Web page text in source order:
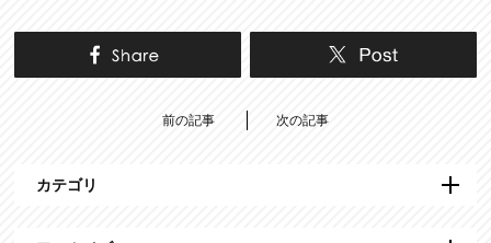
前の記事 次の記事
カテゴリ